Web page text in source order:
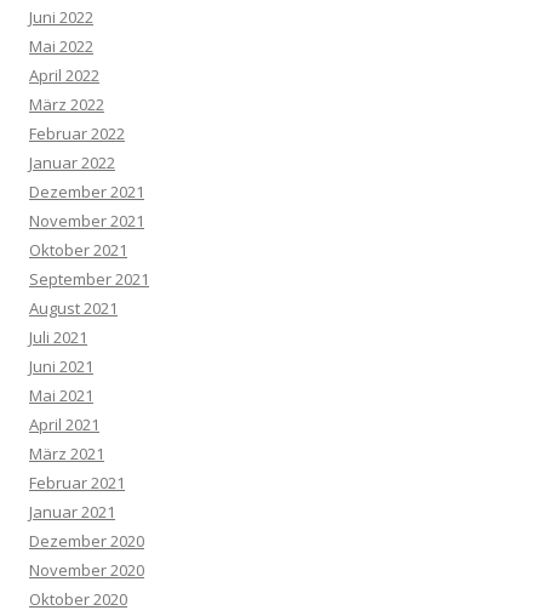
Juni 2022
Mai 2022
April 2022
März 2022
Februar 2022
Januar 2022
Dezember 2021
November 2021
Oktober 2021
September 2021
August 2021
Juli 2021
Juni 2021
Mai 2021
April 2021
März 2021
Februar 2021
Januar 2021
Dezember 2020
November 2020
Oktober 2020